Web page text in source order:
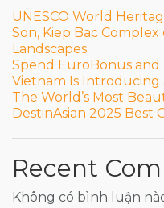
UNESCO World
Son, Kiep Bac
Landscapes
Spend EuroBonus and
Vietnam Is Introducing
The World’s Most
DestinAsian 2025 Best
Recent
Không có bình luận